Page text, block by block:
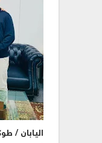
اليابان /